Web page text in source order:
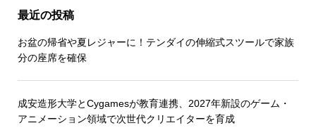
最近の投稿
お盆の帰省や夏レジャーに！テンダイの伸縮式スツールで家族
分の座席を確保
成安造形大学とCygamesが教育連携、2027年新設のゲーム・
アニメーション領域で次世代クリエイターを育成